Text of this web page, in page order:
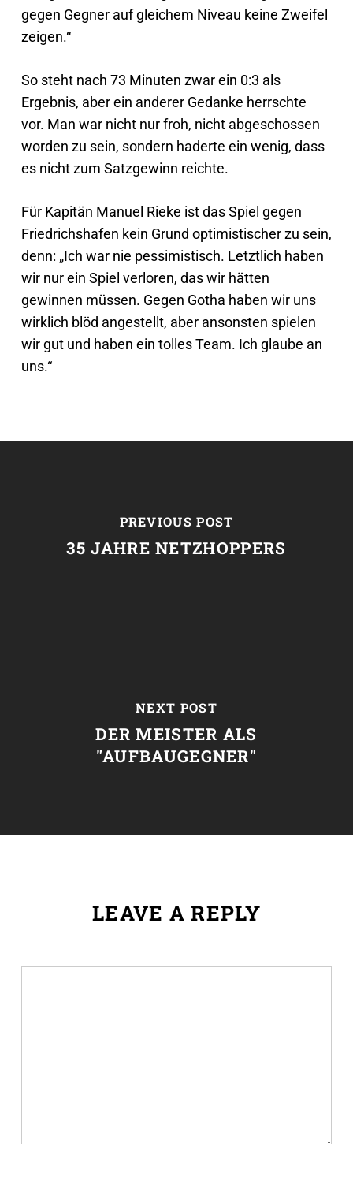
gegen Gegner auf gleichem Niveau keine Zweifel
zeigen.“
So steht nach 73 Minuten zwar ein 0:3 als
Ergebnis, aber ein anderer Gedanke herrschte
vor. Man war nicht nur froh, nicht abgeschossen
worden zu sein, sondern haderte ein wenig, dass
es nicht zum Satzgewinn reichte.
Für Kapitän Manuel Rieke ist das Spiel gegen
Friedrichshafen kein Grund optimistischer zu sein,
denn: „Ich war nie pessimistisch. Letztlich haben
wir nur ein Spiel verloren, das wir hätten
gewinnen müssen. Gegen Gotha haben wir uns
wirklich blöd angestellt, aber ansonsten spielen
wir gut und haben ein tolles Team. Ich glaube an
uns.“
PREVIOUS POST
35 JAHRE NETZHOPPERS
NEXT POST
DER MEISTER ALS
"AUFBAUGEGNER"
LEAVE A REPLY